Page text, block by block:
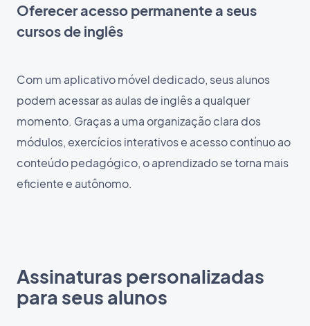
Oferecer acesso permanente a seus
cursos de inglês
Com um aplicativo móvel dedicado, seus alunos
podem acessar as aulas de inglês a qualquer
momento. Graças a uma organização clara dos
módulos, exercícios interativos e acesso contínuo ao
conteúdo pedagógico, o aprendizado se torna mais
eficiente e autônomo.
Assinaturas personalizadas
para seus alunos